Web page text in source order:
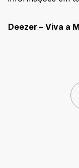
Deezer – Viva a